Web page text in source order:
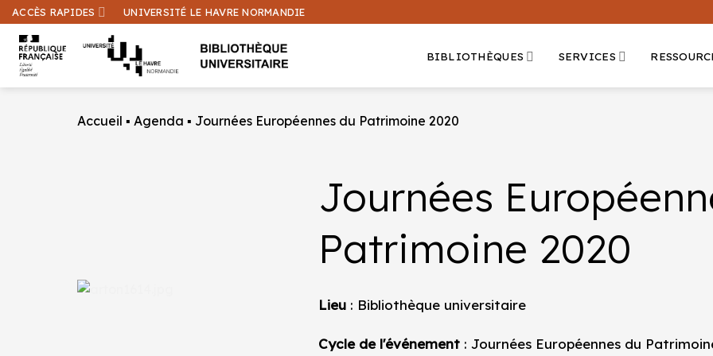
Passer
au
contenu
ACCÈS RAPIDES UNIVERSITÉ LE HAVRE NORMANDIE
BIBLIOTHÈQUES SERVICES
Accueil ▪Agenda ▪ Journées Européennes du Patrimoine 2020
Journées
Patrimoine 2020
Lieu: Bibliothèque universitaire
Cycle de l'événement: Journées Européennes du